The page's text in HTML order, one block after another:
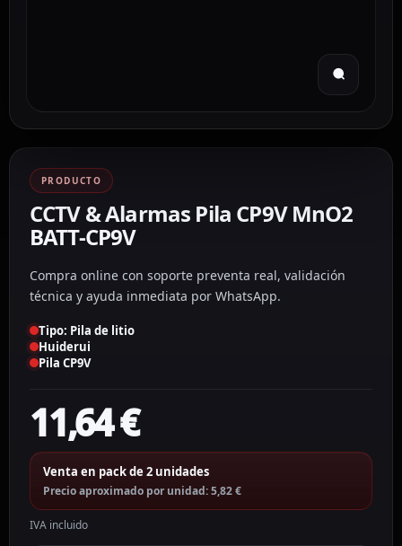
PRODUCTO
CCTV & Alarmas Pila CP9V MnO2
BATT-CP9V
Compra online con soporte preventa real, validación
técnica y ayuda inmediata por WhatsApp.
Tipo: Pila de litio
Huiderui
Pila CP9V
11,64€
Venta en pack de 2 unidades
Precio aproximado por unidad: 5,82 €
IVA incluido